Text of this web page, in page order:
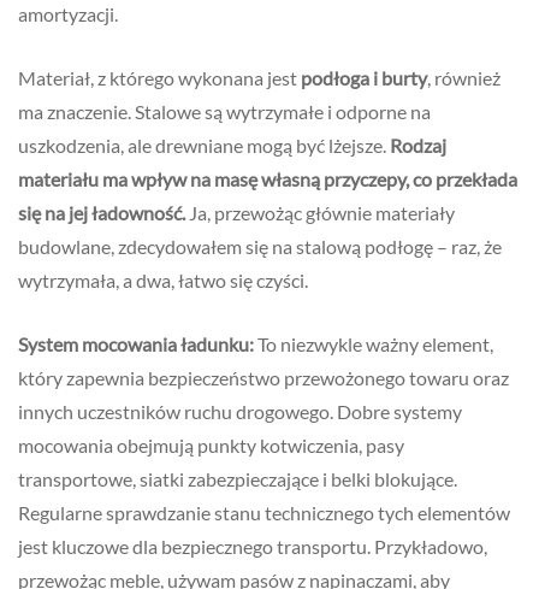
amortyzacji.
Materiał, z którego wykonana jest podłoga i burty, również
ma znaczenie. Stalowe są wytrzymałe i odporne na
uszkodzenia, ale drewniane mogą być lżejsze. Rodzaj
materiału ma wpływ na masę własną przyczepy, co przekłada
się na jej ładowność. Ja, przewożąc głównie materiały
budowlane, zdecydowałem się na stalową podłogę – raz, że
wytrzymała, a dwa, łatwo się czyści.
System mocowania ładunku:To niezwykle ważny element,
który zapewnia bezpieczeństwo przewożonego towaru oraz
innych uczestników ruchu drogowego. Dobre systemy
mocowania obejmują punkty kotwiczenia, pasy
transportowe, siatki zabezpieczające i belki blokujące.
Regularne sprawdzanie stanu technicznego tych elementów
jest kluczowe dla bezpiecznego transportu. Przykładowo,
przewożąc meble, używam pasów z napinaczami, aby